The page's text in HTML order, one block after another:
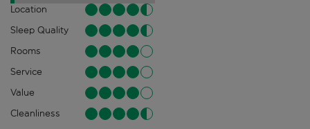
Location
Sleep Quality
Rooms
Service
Value
Cleanliness